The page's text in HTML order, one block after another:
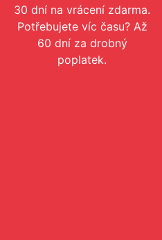
30 dní na vrácení zdarma.
Potřebujete víc času? Až
60 dní za drobný
poplatek.